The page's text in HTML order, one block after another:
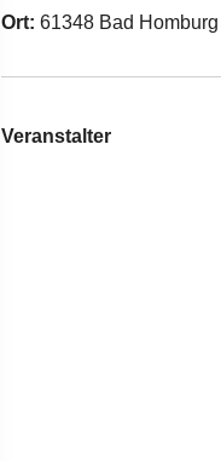
Ort:61348 Bad Homburg
Veranstalter